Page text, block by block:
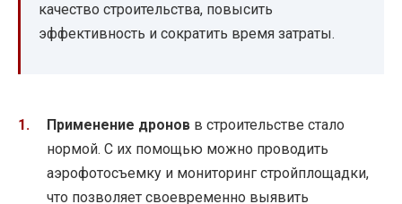
качество строительства, повысить
эффективность и сократить время затраты.
Применение дронов в строительстве стало
нормой. С их помощью можно проводить
аэрофотосъемку и мониторинг стройплощадки,
что позволяет своевременно выявить